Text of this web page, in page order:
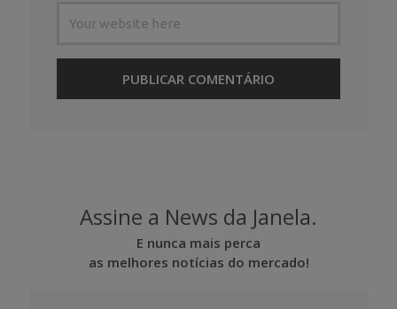
Assine a News da Janela.
E nunca mais perca
as melhores notícias do mercado!